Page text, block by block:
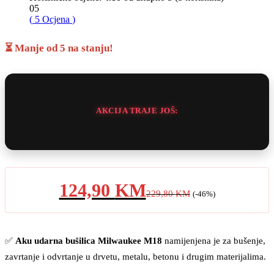
05
( 5 Ocjena )
⏳ Manje od 5 na stanju!
AKCIJA TRAJE JOŠ:
124,90 KM229,80KM (-46%)
✅ Aku udarna bušilica Milwaukee M18 namijenjena je za bušenje,
zavrtanje i odvrtanje u drvetu, metalu, betonu i drugim materijalima.